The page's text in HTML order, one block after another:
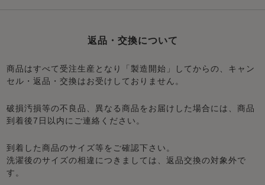
返品・交換について
商品はすべて受注生産となり「製造開始」してからの、キャン
セル・返品・交換はお受けしておりません。
破損汚損等の不良品、異なる商品をお届けした場合には、商品
到着後7日以内にご連絡ください。
到着した商品のサイズ等をご確認下さい。
洗濯後のサイズの相違につきましては、返品交換の対象外で
す。